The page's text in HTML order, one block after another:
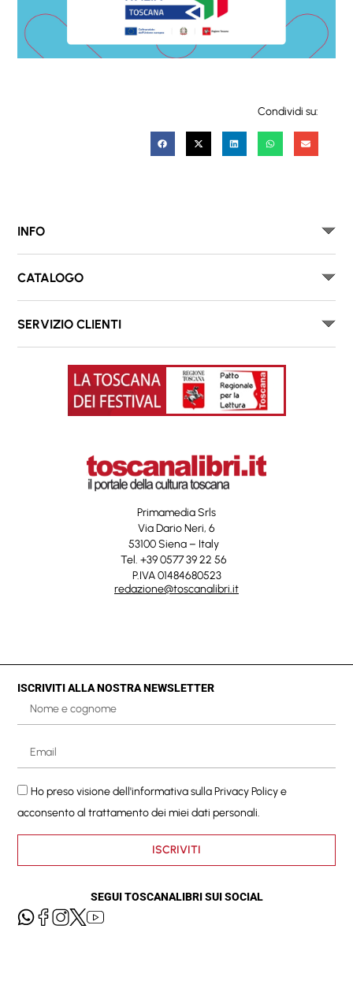
Condividi su:
INFO
CATALOGO
SERVIZIO CLIENTI
Primamedia Srls
Via Dario Neri, 6
53100 Siena – Italy
Tel. +39 0577 39 22 56
P.IVA 01484680523
redazione@toscanalibri.it
ISCRIVITI ALLA NOSTRA NEWSLETTER
Ho preso visione dell'informativa sullaPrivacy Policye
acconsento al trattamento dei miei dati personali.
ISCRIVITI
SEGUI TOSCANALIBRI SUI SOCIAL